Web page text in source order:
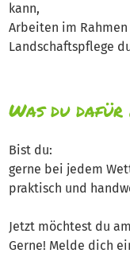
kann,
Arbeiten im
Landschaftspflege
Was du
Bist du:
gerne bei jedem
praktisch und
Jetzt möchtest du
Gerne! Melde dich